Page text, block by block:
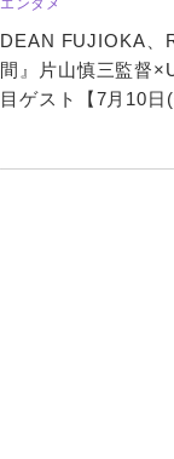
エンタメ
DEAN FUJIOKA、
間』片山慎三監督
目ゲスト【7月10日